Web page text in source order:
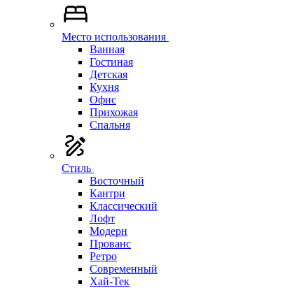
Место использования
Ванная
Гостиная
Детская
Кухня
Офис
Прихожая
Спальня
Стиль
Восточный
Кантри
Классический
Лофт
Модерн
Прованс
Ретро
Современный
Хай-Тек